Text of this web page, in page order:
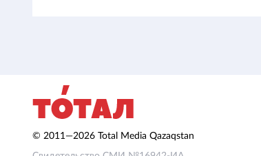
© 2011—2026 Total Media Qazaqstan